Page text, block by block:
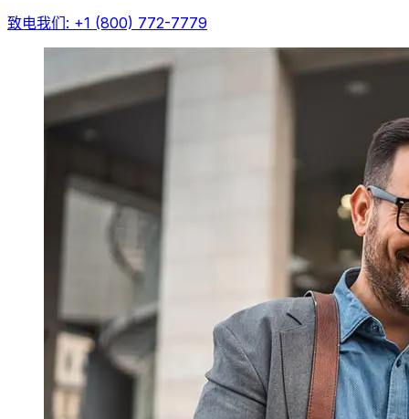
致电我们: +1 (800) 772-7779